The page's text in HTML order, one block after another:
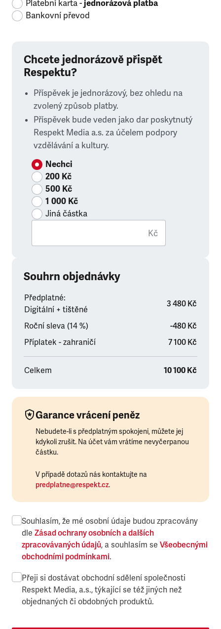
Platební karta -jednorázová platba
Bankovní převod
Chcete jednorázově přispět
Respektu?
Příspěvek je jednorázový, bez ohledu na
zvolený způsob platby.
Příspěvek bude veden jako dar poskytnutý
Respekt Media a.s. za účelem podpory
vzdělávání a kultury.
Nechci
200 Kč
500 Kč
1 000 Kč
Jiná částka
Kč
Souhrn objednávky
Předplatné:
Digitální + tištěné
3 480 Kč
Roční sleva (14 %)
-480 Kč
Příplatek - zahraničí
7 100 Kč
Celkem 10 100 Kč
Garance vrácení peněz
Nebudete-li s předplatným spokojeni, můžete jej
kdykoli zrušit. Na účet vám vrátíme nevyčerpanou
částku.
V případě dotazů nás kontaktujte na
predplatne@respekt.cz.
Souhlasím, že mé osobní údaje budou zpracovány
dle Zásad ochrany osobních a dalších
zpracovávaných údajů, a souhlasím se Všeobecnými
obchodními podmínkami.
Přeji si dostávat obchodní sdělení společnosti
Respekt Media, a.s., týkající se též jiných než
objednaných či obdobných produktů.